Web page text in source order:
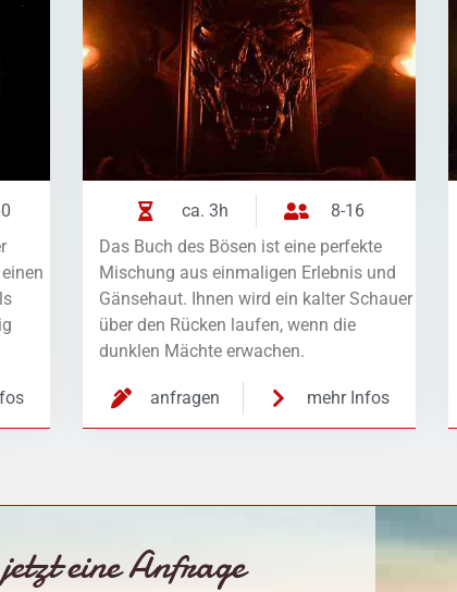
ca. 3h
8-16
Das Buch des Bösen ist eine perfekte
Mischung aus einmaligen Erlebnis und
Gänsehaut. Ihnen wird ein kalter Schauer
über den Rücken laufen, wenn die
dunklen Mächte erwachen.
anfragen mehr Infos
eine Anfrage